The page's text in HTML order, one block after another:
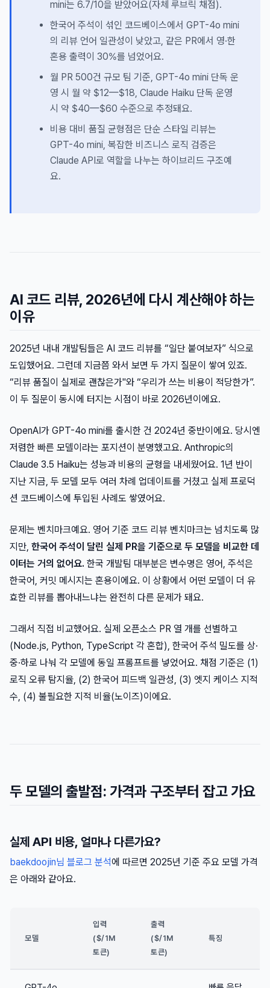
mini는 6.7/10을 받았어요(자체 루브릭 채점).
한국어 주석이 섞인 코드베이스에서 GPT-4o mini
의 리뷰 언어 일관성이 낮았고, 같은 PR에서 영·한
혼용 출력이 30%를 넘었어요.
월 PR 500건 규모 팀 기준, GPT-4o mini 단독 운
영 시 월 약 $12—$18, Claude Haiku 단독 운영
시 약 $40—$60 수준으로 추정돼요.
비용 대비 품질 균형점은 단순 스타일 리뷰는
GPT-4o mini, 복잡한 비즈니스 로직 검증은
Claude API로 역할을 나누는 하이브리드 구조예
요.
AI 코드 리뷰, 2026년에 다시 계산해야 하는
이유
2025년 내내 개발팀들은 AI 코드 리뷰를 “일단 붙여보자” 식으로
도입했어요. 그런데 지금쯤 와서 보면 두 가지 질문이 쌓여 있죠.
“리뷰 품질이 실제로 괜찮은가"와 “우리가 쓰는 비용이 적당한가”.
이 두 질문이 동시에 터지는 시점이 바로 2026년이에요.
OpenAI가 GPT-4o mini를 출시한 건 2024년 중반이에요. 당시엔
저렴한 빠른 모델이라는 포지션이 분명했고요. Anthropic의
Claude 3.5 Haiku는 성능과 비용의 균형을 내세웠어요. 1년 반이
지난 지금, 두 모델 모두 여러 차례 업데이트를 거쳤고 실제 프로덕
션 코드베이스에 투입된 사례도 쌓였어요.
문제는 벤치마크예요. 영어 기준 코드 리뷰 벤치마크는 넘치도록 많
지만, 한국어 주석이 달린 실제 PR을 기준으로 두 모델을 비교한 데
이터는 거의 없어요. 한국 개발팀 대부분은 변수명은 영어, 주석은
한국어, 커밋 메시지는 혼용이에요. 이 상황에서 어떤 모델이 더 유
효한 리뷰를 뽑아내느냐는 완전히 다른 문제가 돼요.
그래서 직접 비교했어요. 실제 오픈소스 PR 열 개를 선별하고
(Node.js, Python, TypeScript 각 혼합), 한국어 주석 밀도를 상·
중·하로 나눠 각 모델에 동일 프롬프트를 넣었어요. 채점 기준은 (1)
로직 오류 탐지율, (2) 한국어 피드백 일관성, (3) 엣지 케이스 지적
수, (4) 불필요한 지적 비율(노이즈)이에요.
두 모델의 출발점: 가격과 구조부터 잡고 가요
실제 API 비용, 얼마나 다른가요?
baekdoojin님 블로그 분석에 따르면 2025년 기준 주요 모델 가격
은 아래와 같아요.
모델
입력
($/1M
토큰)
출력
($/1M
토큰)
특징